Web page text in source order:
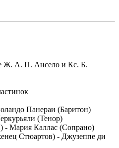
Ж. А. П. Ансело и Кс. Б.
Панераи (Баритон)
(Тенор)
- Мария Каллас (Сопрано)
Стюартов) - Джузеппе ди